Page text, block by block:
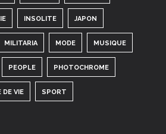
INSOLITE JAPON
MILITARIA MODE MUSIQUE
PEOPLE PHOTOCHROME
DE VIE SPORT